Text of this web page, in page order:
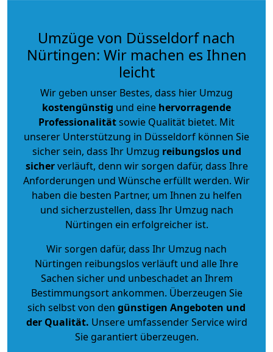
Umzüge von Düsseldorf nach
Nürtingen: Wir machen es Ihnen
leicht
Wir geben unser Bestes, dass hier Umzug
kostengünstig und eine hervorragende
Professionalitätsowie Qualität bietet. Mit
unserer Unterstützung in Düsseldorf können Sie
sicher sein, dass Ihr Umzug reibungslos und
sicherverläuft, denn wir sorgen dafür, dass Ihre
Anforderungen und Wünsche erfüllt werden. Wir
haben die besten Partner, um Ihnen zu helfen
und sicherzustellen, dass Ihr Umzug nach
Nürtingen ein erfolgreicher ist.
Wir sorgen dafür, dass Ihr Umzug nach
Nürtingen reibungslos verläuft und alle Ihre
Sachen sicher und unbeschadet an Ihrem
Bestimmungsort ankommen. Überzeugen Sie
sich selbst von den günstigen Angeboten und
der Qualität. Unsere umfassender Service wird
Sie garantiert überzeugen.